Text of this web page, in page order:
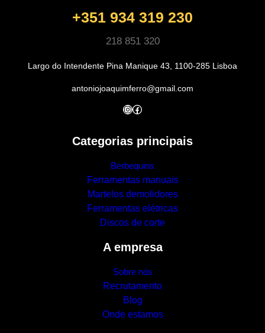
+351 934 319 230
218 851 320
Largo do Intendente Pina Manique 43, 1100-285 Lisboa
antoniojoaquimferro@gmail.com
InstagramFacebook
Categorias principais
Berbequins
Ferramentas manuais
Martelos demolidores
Ferramentas elétricas
Discos de corte
A empresa
Sobre nós
Recrutamento
Blog
Onde estamos